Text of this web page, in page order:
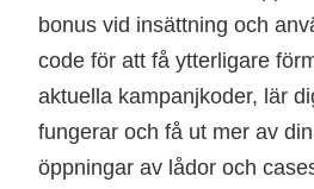
bonus vid insättning och
code för att få ytterligare
aktuella kampanjkoder, lär
fungerar och få ut mer av
öppningar av lådor och